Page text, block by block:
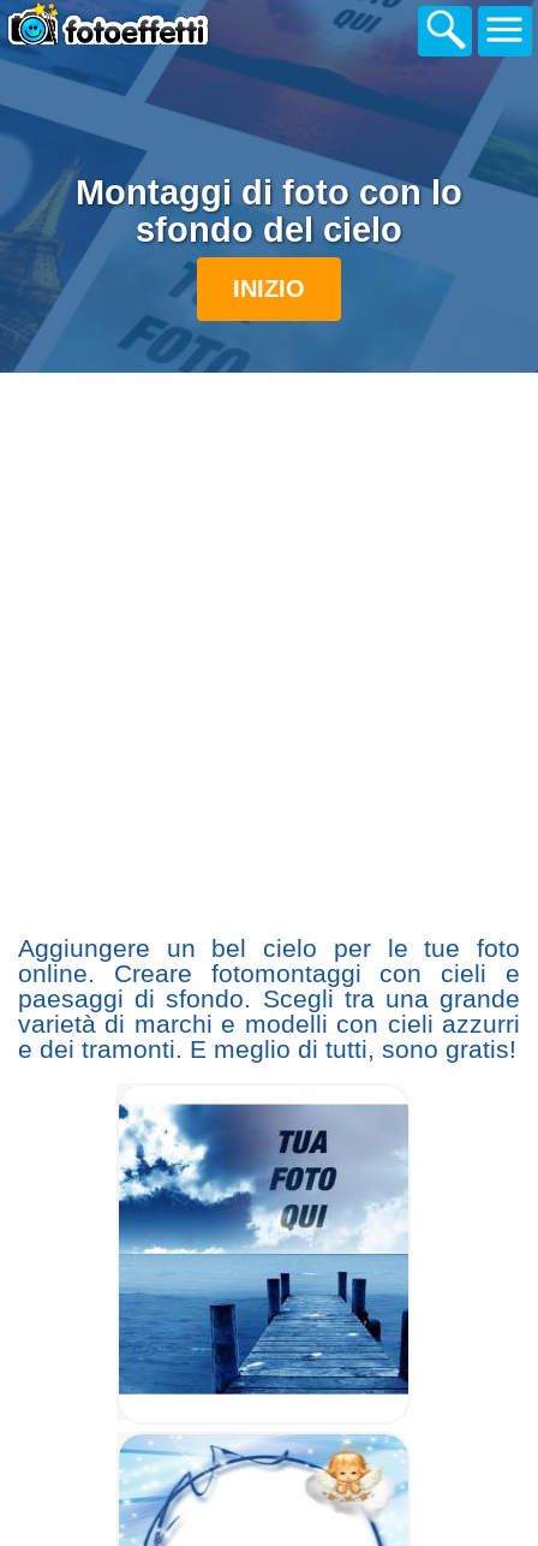
Montaggi di foto con lo
sfondo del cielo
INIZIO
Aggiungere un bel cielo per le tue foto
online. Creare fotomontaggi con cieli e
paesaggi di sfondo. Scegli tra una grande
varietà di marchi e modelli con cieli azzurri
e dei tramonti. E meglio di tutti, sono gratis!